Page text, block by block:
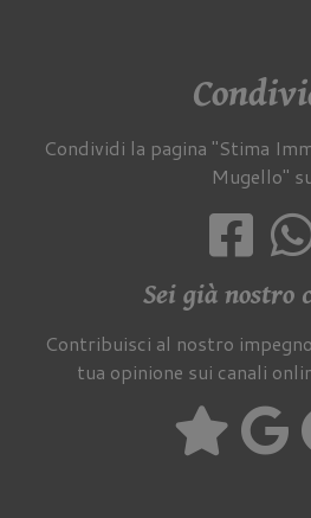
Condividi la pagina "Stima
Mugello"
Sei già nostro
Contribuisci al nostro
tua opinione sui canali